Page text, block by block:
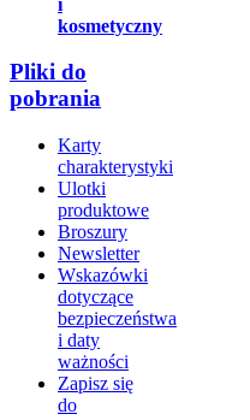
kosmetyczny
Pliki do
pobrania
Karty
charakterystyki
Ulotki
produktowe
Broszury
Newsletter
Wskazówki
dotyczące
bezpieczeństwa
i daty
ważności
Zapisz się
do